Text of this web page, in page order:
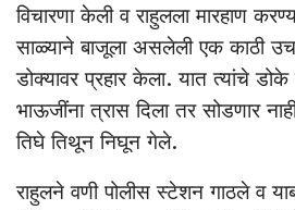
विचारणा केली व राहुलला मारहाण
साळ्याने बाजूला असलेली एक काठी
डोक्यावर प्रहार केला. यात त्यांचे
भाऊजींना त्रास दिला तर सोडणार
तिघे तिथून निघून गेले.
राहुलने वणी पोलीस स्टेशन गाठले व